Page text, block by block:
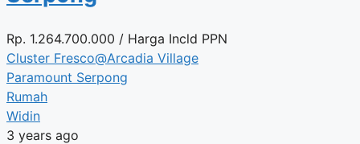
Rp. 1.264.700.000 / Harga Incld PPN
Cluster Fresco@Arcadia Village
Paramount Serpong
Rumah
Widin
3 years ago